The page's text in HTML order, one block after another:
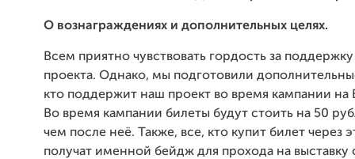
О вознаграждениях и дополнительных целях.
Всем приятно чувствовать гордость за
проекта. Однако, мы подготовили
кто поддержит наш проект во время кампании на
Во время кампании билеты будут стоить на 50
чем после неё. Также, все, кто купит билет через
получат именной бейдж для прохода на выставку